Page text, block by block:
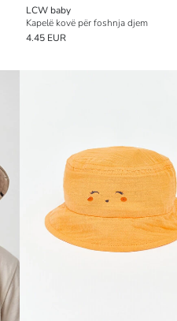
LCW baby
Kapelë kovë për foshnja djem
4.45 EUR